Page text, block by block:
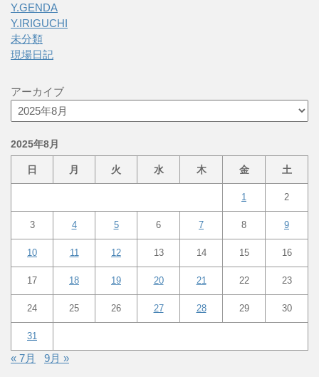
Y.GENDA
Y.IRIGUCHI
未分類
現場日記
アーカイブ
2025年8月
日 月 火 水 木 金 土
1 2
3 4 5 6 7 8 9
10 11 12 13 14 15 16
17 18 19 20 21 22 23
24 25 26 27 28 29 30
31
« 7月 9月 »